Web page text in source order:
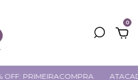
0
OFF: PRIMEIRACOMPRA